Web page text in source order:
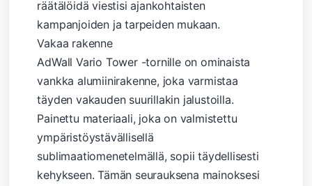
räätälöidä viestisi ajankohtaisten
kampanjoiden ja tarpeiden mukaan.
Vakaa rakenne
AdWall Vario Tower -tornille on ominaista
vankka alumiinirakenne, joka varmistaa
täyden vakauden suurillakin jalustoilla.
Painettu materiaali, joka on valmistettu
ympäristöystävällisellä
sublimaatiomenetelmällä, sopii täydellisesti
kehykseen. Tämän seurauksena mainoksesi